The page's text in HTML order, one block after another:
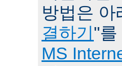
방법은 아
결하기"를
MS